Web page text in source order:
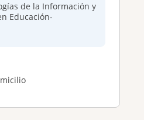
de la Información y
Educación-